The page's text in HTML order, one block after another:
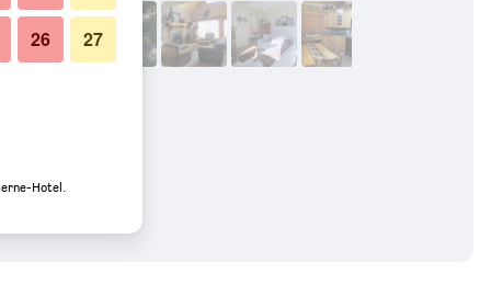
26 27
Hotel.